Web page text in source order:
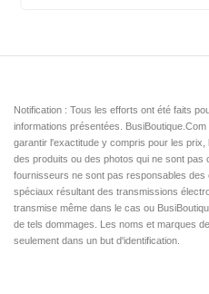
Notification : Tous les efforts ont été faits
informations présentées.
garantir l'exactitude y compris pour les
des produits ou des photos qui ne sont pas
fournisseurs ne sont pas responsables
spéciaux résultant des transmissions
transmise même dans le cas ou
de tels dommages. Les noms et marques
seulement dans un but d'identification.